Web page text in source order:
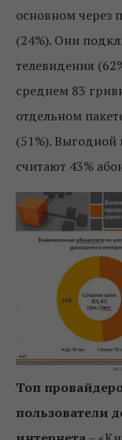
основном через
(24%). Они
телевидения
среднем 83
отдельном
(51%).
считают 43%
Топ
пользователи